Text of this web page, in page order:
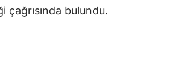
çağrısında bulundu.